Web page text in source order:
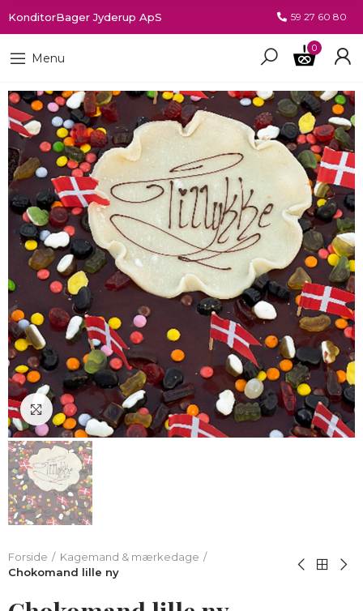
KonditorBager Jyderup ApS 59 27 60 80
Menu
0
Klik for at forstørre
Forside
Kagemand & mærkedage
Chokomand lille ny